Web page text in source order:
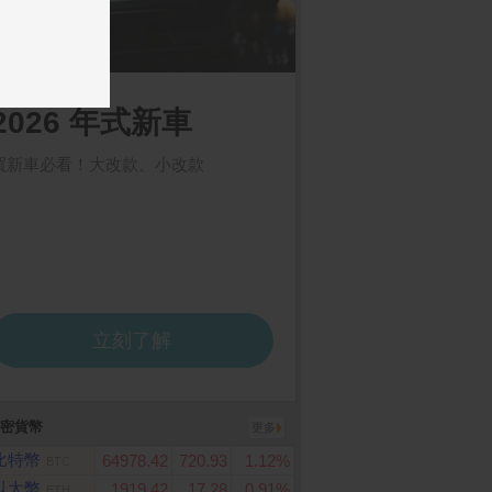
貨幣
特幣 64978.42 720.93
1.12%
太幣